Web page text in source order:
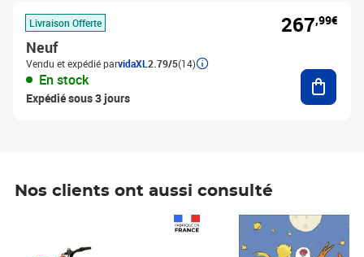
Livraison Offerte
Neuf
Vendu et expédié parvidaXL 2.79/5(14)
En stock
Expédié sous 3 jours
267,99€
Nos clients ont aussi consulté
Prix 7,50€